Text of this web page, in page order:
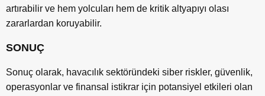
artırabilir ve hem yolcuları hem de kritik altyapıyı olası
zararlardan koruyabilir.
SONUÇ
Sonuç olarak, havacılık sektöründeki siber riskler, güvenlik,
operasyonlar ve finansal istikrar için potansiyel etkileri olan